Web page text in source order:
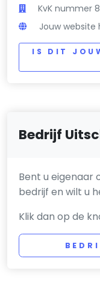
KvK nummer
Jouw website
IS DIT
Bedrijf
Bent u eigenaar
bedrijf en wilt u
Klik dan op de